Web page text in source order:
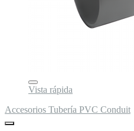
Vista rápida
Accesorios Tubería PVC Conduit